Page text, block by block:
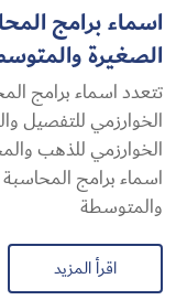
اسماء برامج
الصغيرة
تتعدد اسماء برامج
الخوارزمي للتفصيل
الخوارزمي للذهب
اسماء برامج
والمتوسطة
اقرأ المزيد